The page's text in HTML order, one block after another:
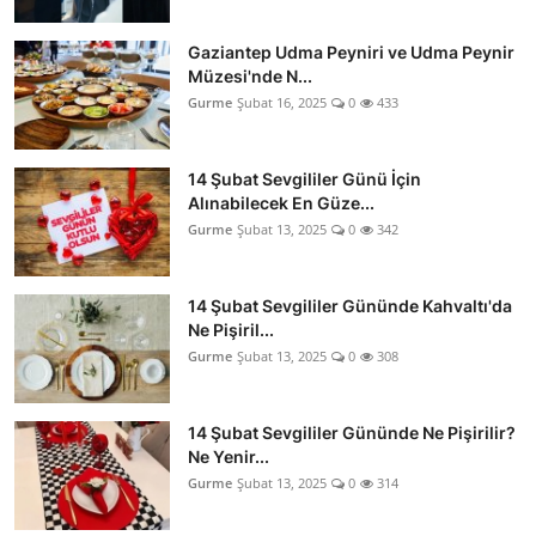
Gaziantep Udma Peyniri ve Udma Peynir
Müzesi'nde N...
Gurme Şubat 16, 2025 0 433
14 Şubat Sevgililer Günü İçin
Alınabilecek En Güze...
Gurme Şubat 13, 2025 0 342
14 Şubat Sevgililer Gününde Kahvaltı'da
Ne Pişiril...
Gurme Şubat 13, 2025 0 308
14 Şubat Sevgililer Gününde Ne Pişirilir?
Ne Yenir...
Gurme Şubat 13, 2025 0 314